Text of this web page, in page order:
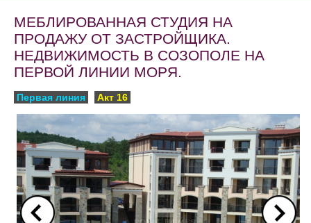
МЕБЛИРОВАННАЯ СТУДИЯ НА
ПРОДАЖУ ОТ ЗАСТРОЙЩИКА.
НЕДВИЖИМОСТЬ В СОЗОПОЛЕ НА
ПЕРВОЙ ЛИНИИ МОРЯ.
Первая линия Акт 16